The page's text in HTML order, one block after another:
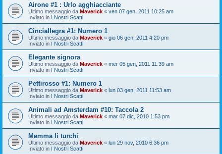
Airone #1 : Urlo agghiacciante
Ultimo messaggio da Maverick « ven 07 gen, 2011 10:25 am
Inviato in I Nostri Scatti
Cinciallegra #1: Numero 1
Ultimo messaggio da Maverick « gio 06 gen, 2011 4:20 pm
Inviato in I Nostri Scatti
Elegante signora
Ultimo messaggio da Maverick « mer 05 gen, 2011 11:39 am
Inviato in I Nostri Scatti
Pettirosso #1: Numero 1
Ultimo messaggio da Maverick « lun 03 gen, 2011 11:53 am
Inviato in I Nostri Scatti
Animali ad Amsterdam #10: Taccola 2
Ultimo messaggio da Maverick « mar 07 dic, 2010 1:53 pm
Inviato in I Nostri Scatti
Mamma li turchi
Ultimo messaggio da Maverick « lun 29 nov, 2010 6:36 pm
Inviato in I Nostri Scatti